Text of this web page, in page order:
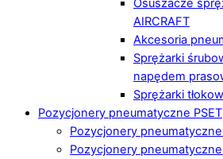
Osuszacze
AIRCRAFT
Akcesoria
Sprężarki
napędem
Sprężarki
Pozycjonery pneumatyczne PSET
Pozycjonery
Pozycjonery